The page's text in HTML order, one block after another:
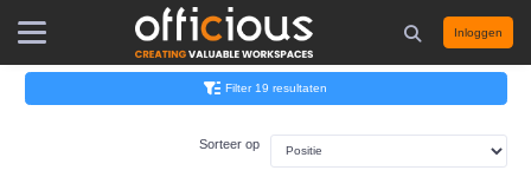
Inloggen
Filter 19 resultaten
Sorteer op